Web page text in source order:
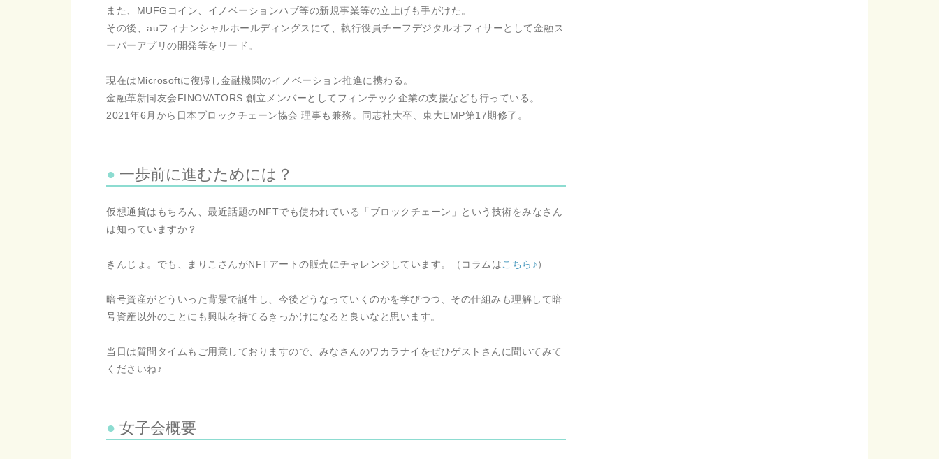
また、MUFGコイン、イノベーションハブ等の新規事業等の立上げも手がけた。
その後、auフィナンシャルホールディングスにて、執行役員チーフデジタルオフィサーとして金融ス
ーパーアプリの開発等をリード。
現在はMicrosoftに復帰し金融機関のイノベーション推進に携わる。
金融革新同友会FINOVATORS 創立メンバーとしてフィンテック企業の支援なども行っている。
2021年6月から日本ブロックチェーン協会 理事も兼務。同志社大卒、東大EMP第17期修了。
一歩前に進むためには？
仮想通貨はもちろん、最近話題のNFTでも使われている「ブロックチェーン」という技術をみなさん
は知っていますか？
きんじょ。でも、まりこさんがNFTアートの販売にチャレンジしています。（コラムはこちら♪）
暗号資産がどういった背景で誕生し、今後どうなっていくのかを学びつつ、その仕組みも理解して暗
号資産以外のことにも興味を持てるきっかけになると良いなと思います。
当日は質問タイムもご用意しておりますので、みなさんのワカラナイをぜひゲストさんに聞いてみて
くださいね♪
女子会概要